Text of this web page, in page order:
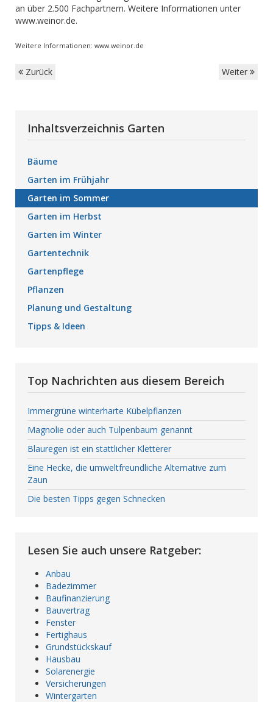
an über 2.500 Fachpartnern. Weitere Informationen unter
www.weinor.de.
Weitere Informationen: www.weinor.de
Zurück Weiter
Inhaltsverzeichnis Garten
Bäume
Garten im Frühjahr
Garten im Sommer
Garten im Herbst
Garten im Winter
Gartentechnik
Gartenpflege
Pflanzen
Planung und Gestaltung
Tipps & Ideen
Top Nachrichten aus diesem Bereich
Immergrüne winterharte Kübelpflanzen
Magnolie oder auch Tulpenbaum genannt
Blauregen ist ein stattlicher Kletterer
Eine Hecke, die umweltfreundliche Alternative zum
Zaun
Die besten Tipps gegen Schnecken
Lesen Sie auch unsere Ratgeber:
Anbau
Badezimmer
Baufinanzierung
Bauvertrag
Fenster
Fertighaus
Grundstückskauf
Hausbau
Solarenergie
Versicherungen
Wintergarten